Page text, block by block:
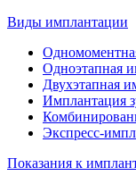
Виды имплантации
Одноэтапная
Двухэтапная
Имплантация
Экспресс-
Показания к